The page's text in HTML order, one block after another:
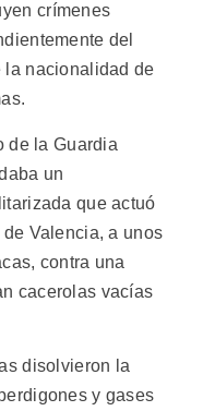
crímenes
del
la nacionalidad de
de la Guardia
un
que actuó
Valencia, a unos
contra una
cacerolas vacías
disolvieron la
y gases